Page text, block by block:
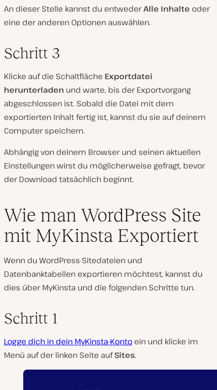
An dieser Stelle kannst du entwederAlle Inhalte oder
eine der anderen Optionen auswählen.
Schritt 3
Klicke auf die Schaltfläche Exportdatei
herunterladen und warte, bis der Exportvorgang
abgeschlossen ist. Sobald die Datei mit dem
exportierten Inhalt fertig ist, kannst du sie auf deinem
Computer speichern.
Abhängig von deinem Browser und seinen aktuellen
Einstellungen wirst du möglicherweise gefragt, bevor
der Download tatsächlich beginnt.
Wie man WordPress Site
mit MyKinsta Exportiert
Wenn du WordPress-Sitedateien und
Datenbanktabellen exportieren möchtest, kannst du
dies über MyKinsta und die folgenden Schritte tun.
Schritt 1
Logge dich in dein MyKinsta-Konto ein und klicke im
Menü auf der linken Seite aufSites.